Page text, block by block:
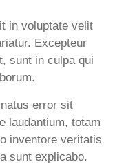
in voluptate velit
Excepteur
sunt in culpa qui
error sit
laudantium, totam
inventore veritatis
sunt explicabo.